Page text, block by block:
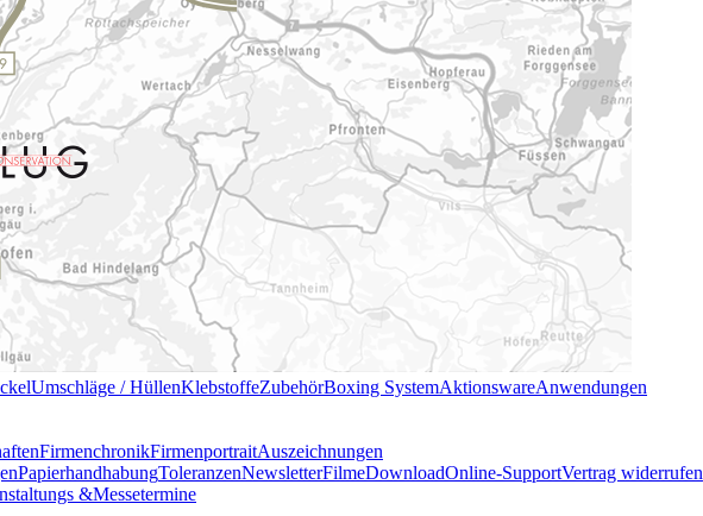
Umschläge / HüllenKlebstoffeZubehörBoxing SystemAktionswareAnwendungen
FirmenchronikFirmenportraitAuszeichnungen
PapierhandhabungToleranzenNewsletterFilmeDownloadOnline-SupportVertrag widerrufen
&Messetermine